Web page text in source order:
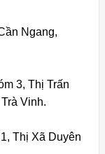
Ngang,
3, Thị Trấn
Vinh.
Thị Xã Duyên